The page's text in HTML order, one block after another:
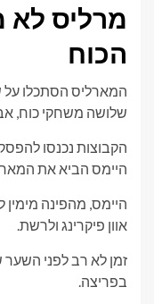
מרליס
הכוח
המארליס הסתכלו על
שלושה משחקי כוח,
היימס הביא את המארליס ל-
היימס, מהפינה
אוון פיקרינג ולרשת.
זמן לא רב לפני
בפריצה.